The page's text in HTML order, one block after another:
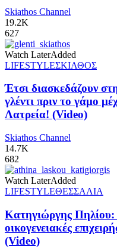
Skiathos Channel
19.2K
627
Watch LaterAdded
LIFESTYLEΣΚΙΑΘΟΣ
Έτσι διασκεδάζουν
γλέντι πριν το γάμο
Λατρεία! (Video)
Skiathos Channel
14.7K
682
Watch LaterAdded
LIFESTYLEΘΕΣΣΑΛΙΑ
Κατηγιώργης Πηλίου:
οικογενειακές
(Video)